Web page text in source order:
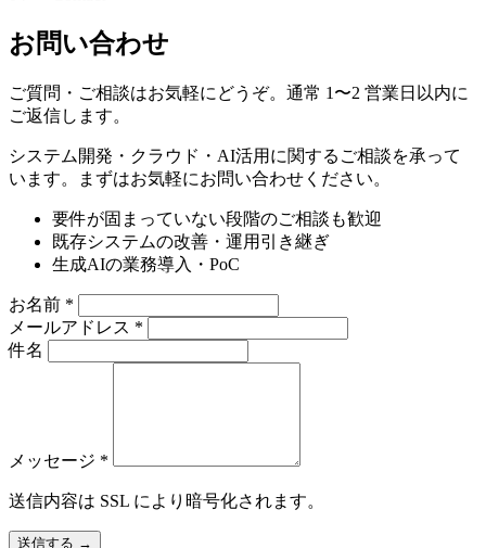
お問い合わせ
ご質問・ご相談はお気軽にどうぞ。通常 1〜2 営業日以内に
ご返信します。
システム開発・クラウド・AI活用に関するご相談を承って
います。まずはお気軽にお問い合わせください。
要件が固まっていない段階のご相談も歓迎
既存システムの改善・運用引き継ぎ
生成AIの業務導入・PoC
お名前 *
メールアドレス *
件名
メッセージ *
送信内容は SSL により暗号化されます。
送信する →